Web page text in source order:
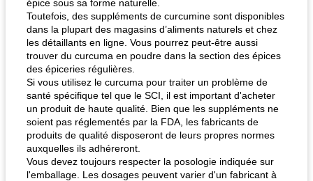
fiesta tostadas le méga's jopp joes
épice sous sa forme naturelle.
Toutefois, des suppléments de curcumine sont disponibles
dans la plupart des magasins d’aliments naturels et chez
les détaillants en ligne. Vous pourrez peut-être aussi
trouver du curcuma en poudre dans la section des épices
des épiceries régulières.
Si vous utilisez le curcuma pour traiter un problème de
santé spécifique tel que le SCI, il est important d'acheter
un produit de haute qualité. Bien que les suppléments ne
soient pas réglementés par la FDA, les fabricants de
produits de qualité disposeront de leurs propres normes
auxquelles ils adhéreront.
Vous devez toujours respecter la posologie indiquée sur
l'emballage. Les dosages peuvent varier d'un fabricant à